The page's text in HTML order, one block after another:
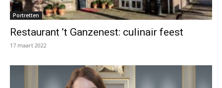
Portretten
Restaurant ’t Ganzenest: culinair feest
17 maart 2022